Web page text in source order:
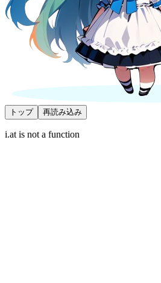
トップ 再読み込み
i.at is not a function